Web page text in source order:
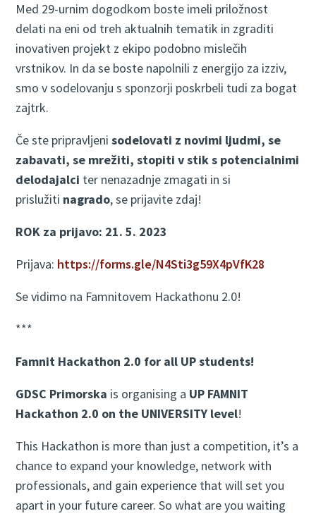
​Med 29-urnim dogodkom boste imeli priložnost
delati na eni od treh aktualnih tematik in zgraditi
inovativen projekt z ekipo podobno mislečih
vrstnikov. In da se boste napolnili z energijo za izziv,
smo v sodelovanju s sponzorji poskrbeli tudi za bogat
zajtrk.
Če ste pripravljenisodelovati z novimi ljudmi, se
zabavati, se mrežiti, stopiti v stik s potencialnimi
delodajalci ter nenazadnje zmagati in si
prislužiti nagrado, se prijavite zdaj!
ROK za prijavo: 21. 5. 2023
Prijava: https://forms.gle/N4Sti3g59X4pVfK28
Se vidimo na Famnitovem Hackathonu 2.0!
***
Famnit Hackathon 2.0 for all UP students!
GDSC Primorska is organising a UP FAMNIT
Hackathon 2.0 on the UNIVERSITY level!
This Hackathon is more than just a competition, it’s a
chance to expand your knowledge, network with
professionals, and gain experience that will set you
apart in your future career. So what are you waiting